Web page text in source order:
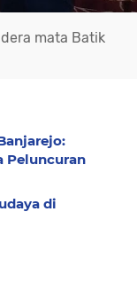
mata Batik
Peluncuran
di